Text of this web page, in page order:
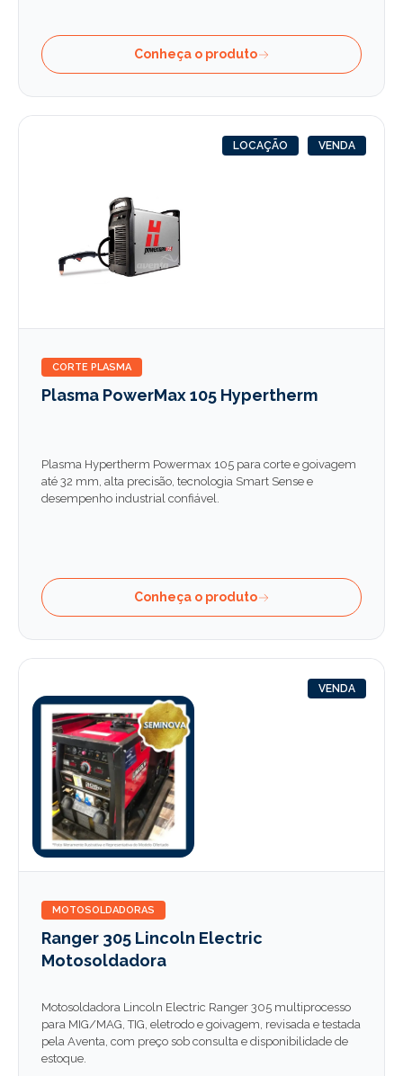
Conheça o produto
LOCAÇÃO VENDA
CORTE PLASMA
Plasma PowerMax 105 Hypertherm
Plasma Hypertherm Powermax 105 para corte e goivagem
até 32 mm, alta precisão, tecnologia Smart Sense e
desempenho industrial confiável.
Conheça o produto
VENDA
MOTOSOLDADORAS
Ranger 305 Lincoln Electric
Motosoldadora
Motosoldadora Lincoln Electric Ranger 305 multiprocesso
para MIG/MAG, TIG, eletrodo e goivagem, revisada e testada
pela Aventa, com preço sob consulta e disponibilidade de
estoque.